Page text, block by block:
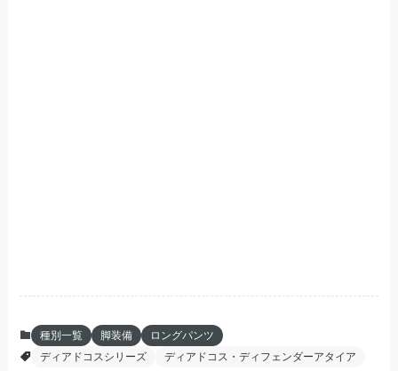
種別一覧 脚装備
ロングパンツ
ディアドコスシリーズ
ディアドコス・ディフェンダーアタイア